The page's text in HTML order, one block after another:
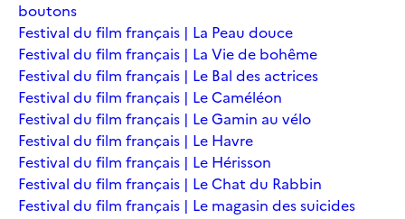
boutons
Festival du film français | La Peau douce
Festival du film français | La Vie de bohême
Festival du film français | Le Bal des actrices
Festival du film français | Le Caméléon
Festival du film français | Le Gamin au vélo
Festival du film français | Le Havre
Festival du film français | Le Hérisson
Festival du film français | Le Chat du Rabbin
Festival du film français | Le magasin des suicides